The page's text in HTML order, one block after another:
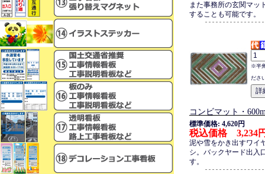
また事務所の玄関マッ
することも可能です。
※半
ださ
コンビマット・
標準価格: 4,620円
税込価格 3,234
泥や雪をかき出すワイ
シ。バックヤード出入
す。